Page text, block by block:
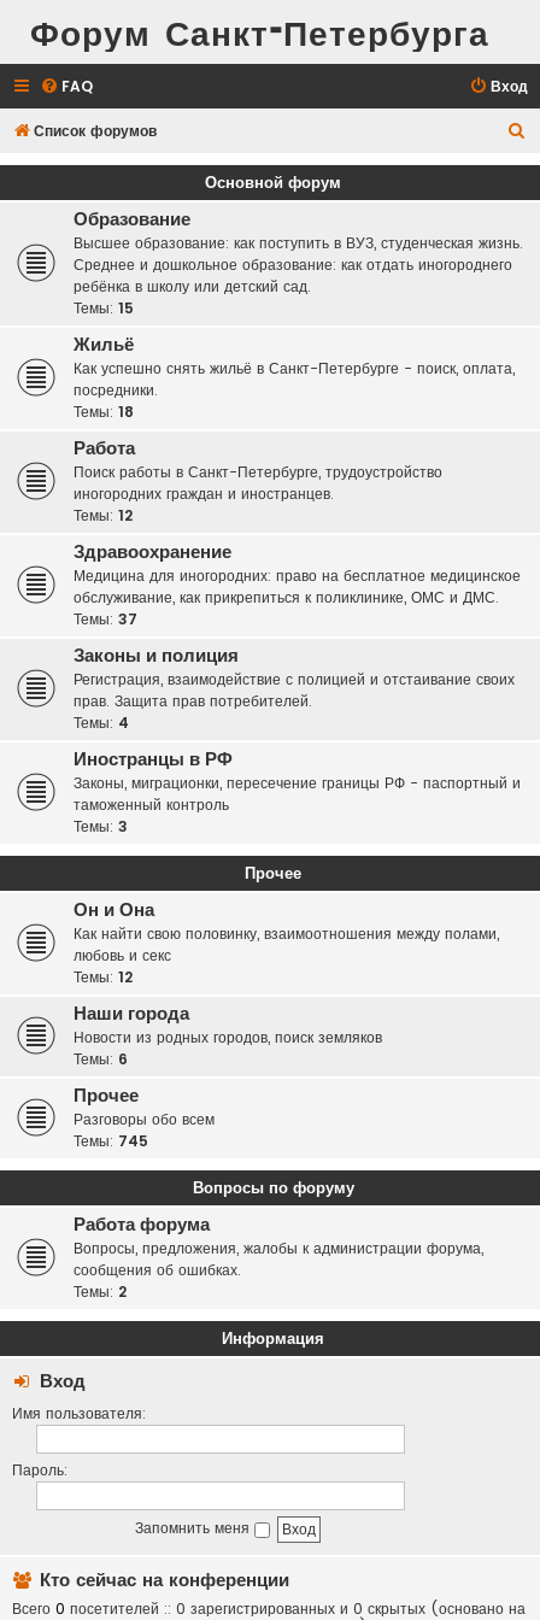
Форум Санкт-Петербурга
FAQ Вход
Список форумов
о
Основной форум
Образование
Высшее образование: как поступить в ВУЗ, студенческая жизнь.
Среднее и дошкольное образование: как отдать иногороднего
ребёнка в школу или детский сад.
Темы: 15
Жильё
Как успешно снять жильё в Санкт-Петербурге - поиск, оплата,
посредники.
Темы: 18
Работа
Поиск работы в Санкт-Петербурге, трудоустройство
иногородних граждан и иностранцев.
Темы: 12
Здравоохранение
Медицина для иногородних: право на бесплатное медицинское
обслуживание, как прикрепиться к поликлинике, ОМС и ДМС.
Темы: 37
Законы и полиция
Регистрация, взаимодействие с полицией и отстаивание своих
прав. Защита прав потребителей.
Темы: 4
Иностранцы в РФ
Законы, миграционки, пересечение границы РФ - паспортный и
таможенный контроль
Темы: 3
Прочее
Он и Она
Как найти свою половинку, взаимоотношения между полами,
любовь и секс
Темы: 12
Наши города
Новости из родных городов, поиск земляков
Темы: 6
Прочее
Разговоры обо всем
Темы: 745
Вопросы по форуму
Работа форума
Вопросы, предложения, жалобы к администрации форума,
сообщения об ошибках.
Темы: 2
Информация
Вход
Имя пользователя:
Пароль:
Запомнить меня
Кто сейчас на конференции
Всего 0 посетителей :: 0 зарегистрированных и 0 скрытых (основано на